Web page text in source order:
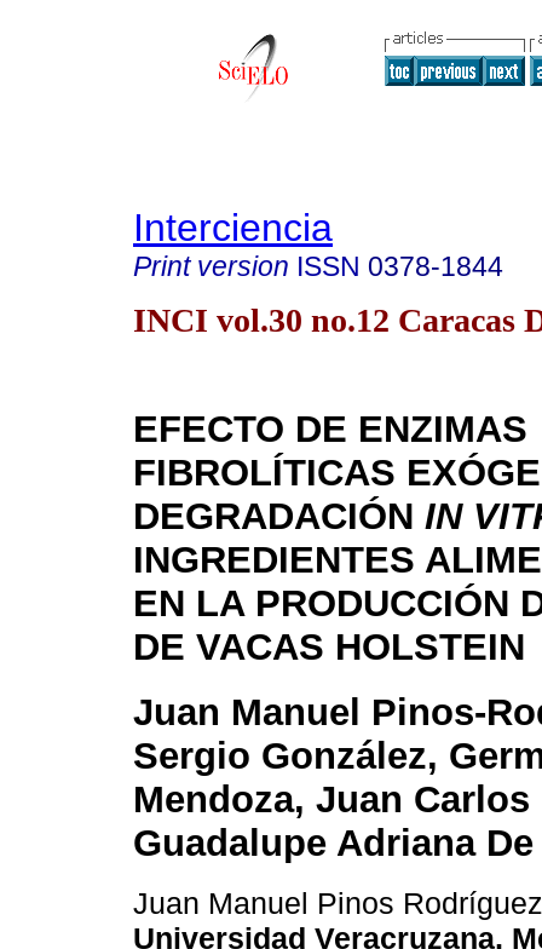
Interciencia
Print version ISSN 0378-1844
INCI vol.30 no.12 Caracas
EFECTO DE ENZIMAS
FIBROLÍTICAS
DEGRADACIÓN IN
INGREDIENTES
EN LA PRODUCCIÓN
DE VACAS HOLSTEIN
Juan Manuel Pinos-
Sergio González,
Mendoza, Juan
Guadalupe Adriana
Juan Manuel Pinos
Universidad Veracruzana,